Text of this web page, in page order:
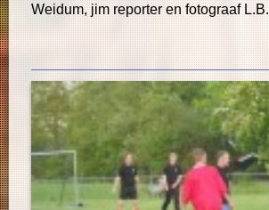
Weidum, jim reporter en fotograaf L.B.